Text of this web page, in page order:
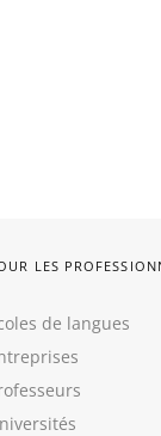
LES
de langues